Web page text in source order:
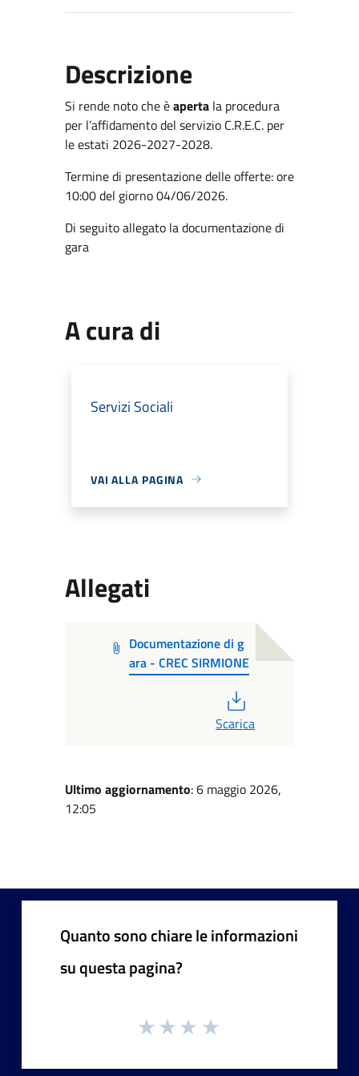
Descrizione
Si rende noto che èapertala procedura
per l’affidamento del servizio C.R.E.C. per
le estati 2026-2027-2028.
Termine di presentazione delle offerte: ore
10:00 del giorno 04/06/2026.
Di seguito allegato la documentazione di
gara
A cura di
Servizi Sociali
VAI ALLA PAGINA
Allegati
Documentazione di g
ara - CREC SIRMIONE
Scarica
Ultimo aggiornamento: 6 maggio 2026,
12:05
Quanto sono chiare le informazioni
su questa pagina?